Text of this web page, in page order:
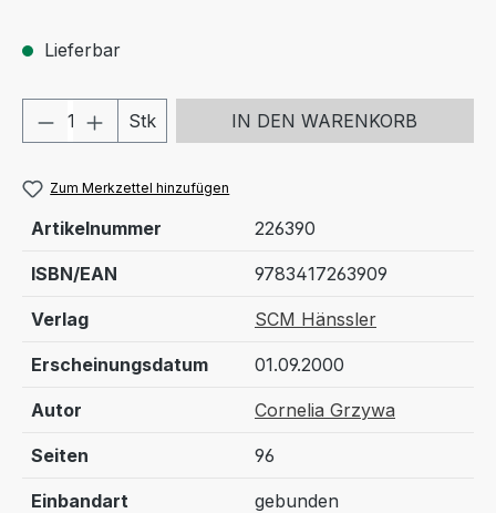
Lieferbar
Produkt Anzahl: Gib den
Stk IN DEN WARENKORB
Zum Merkzettel hinzufügen
Artikelnummer 226390
ISBN/EAN 9783417263909
Verlag SCM Hänssler
Erscheinungsdatum 01.09.2000
Autor Cornelia Grzywa
Seiten 96
Einbandart gebunden